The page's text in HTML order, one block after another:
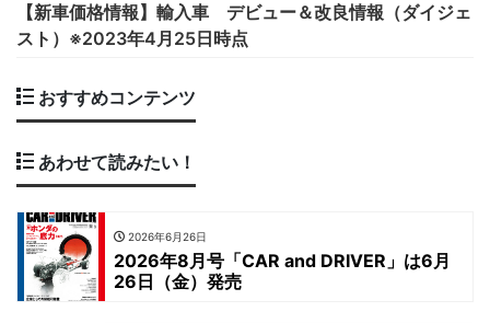
【新車価格情報】輸入車 デビュー＆改良情報（ダイジェ
スト）※2023年4月25日時点
おすすめコンテンツ
あわせて読みたい！
2026年6月26日
2026年8月号「CAR and DRIVER」は6月
26日（金）発売